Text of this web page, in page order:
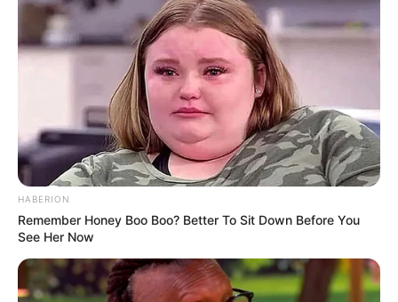
Smartphone Startseite
Suchen:
Auf einigen Seiten dieses Projektes sind Affiliate-
HABERION
Remember Honey Boo Boo? Better To Sit Down Before You
See Her Now